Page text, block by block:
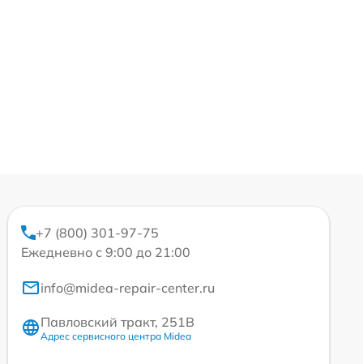
+7 (800) 301-97-75
Ежедневно с 9:00 до 21:00
info@midea-repair-center.ru
Павловский тракт, 251В
Адрес сервисного центра Midea